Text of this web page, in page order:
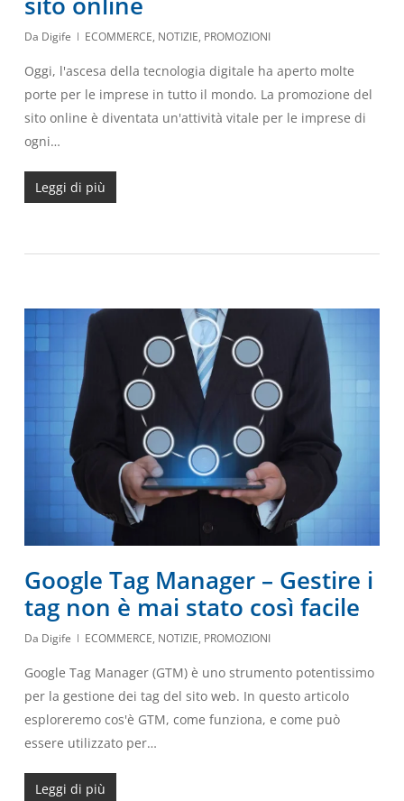
Da Digife ECOMMERCE, NOTIZIE, PROMOZIONI
Oggi, l'ascesa della tecnologia digitale ha aperto molte
porte per le imprese in tutto il mondo. La promozione del
sito online è diventata un'attività vitale per le imprese di
ogni…
Leggi di più
Google Tag Manager – Gestire i
tag non è mai stato così facile
Da Digife ECOMMERCE, NOTIZIE, PROMOZIONI
Google Tag Manager (GTM) è uno strumento potentissimo
per la gestione dei tag del sito web. In questo articolo
esploreremo cos'è GTM, come funziona, e come può
essere utilizzato per…
Leggi di più